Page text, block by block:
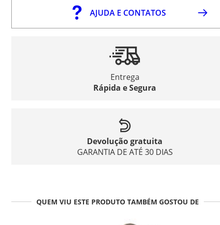
AJUDA E CONTATOS
Entrega
Rápida e Segura
Devolução gratuita
GARANTIA DE ATÉ 30 DIAS
QUEM VIU ESTE PRODUTO TAMBÉM GOSTOU DE